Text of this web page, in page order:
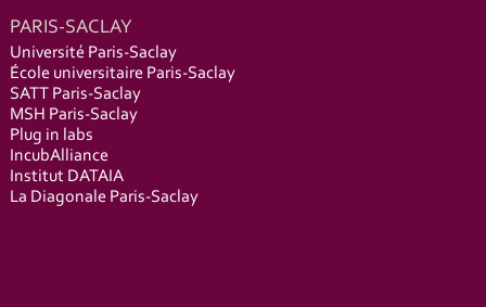
PARIS-SACLAY
Université Paris-Saclay
École universitaire Paris-Saclay
SATT Paris-Saclay
MSH Paris-Saclay
Plug in labs
IncubAlliance
Institut DATAIA
La Diagonale Paris-Saclay